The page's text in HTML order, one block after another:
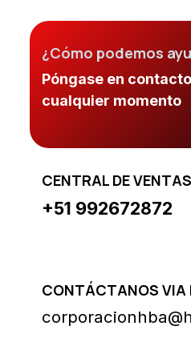
¿Cómo podemos
Póngase en
cualquier momento
CENTRAL DE VENTAS
+51 992672872
CONTÁCTANOS VIA